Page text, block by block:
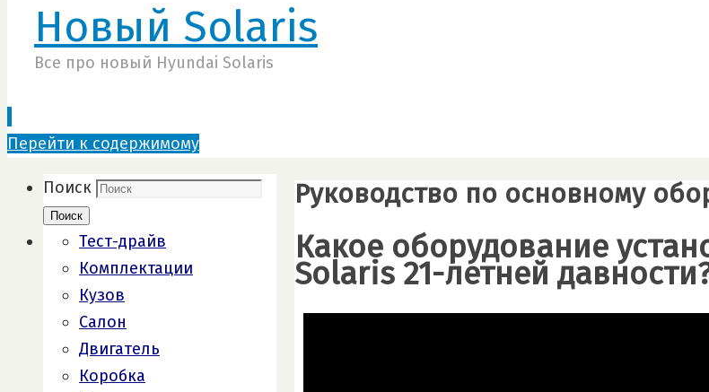
Новый Solaris
Все про новый Hyundai Solaris
Перейти к содержимому
Руководство по основному
Какое оборудование
Solaris 21-летней
Поиск
Поиск
Тест-драйв
Комплектации
Кузов
Салон
Двигатель
Коробка